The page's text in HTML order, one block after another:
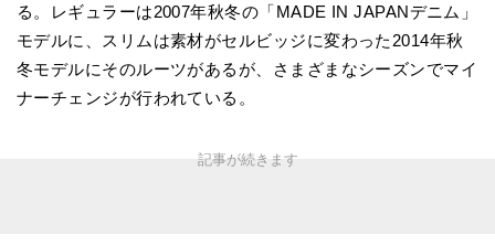
る。レギュラーは2007年秋冬の「MADE IN JAPANデニム」
モデルに、スリムは素材がセルビッジに変わった2014年秋
冬モデルにそのルーツがあるが、さまざまなシーズンでマイ
ナーチェンジが行われている。